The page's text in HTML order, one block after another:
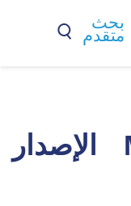
بحث
متقدم
Microsoft Excel الإصدار